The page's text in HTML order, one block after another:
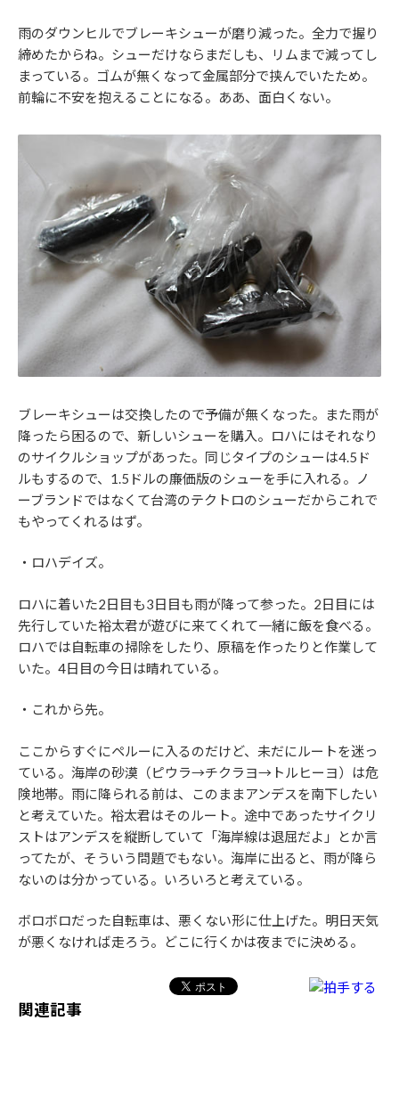
雨のダウンヒルでブレーキシューが磨り減った。全力で握り
締めたからね。シューだけならまだしも、リムまで減ってし
まっている。ゴムが無くなって金属部分で挟んでいたため。
前輪に不安を抱えることになる。ああ、面白くない。
ブレーキシューは交換したので予備が無くなった。また雨が
降ったら困るので、新しいシューを購入。ロハにはそれなり
のサイクルショップがあった。同じタイプのシューは4.5ド
ルもするので、1.5ドルの廉価版のシューを手に入れる。ノ
ーブランドではなくて台湾のテクトロのシューだからこれで
もやってくれるはず。
・ロハデイズ。
ロハに着いた2日目も3日目も雨が降って参った。2日目には
先行していた裕太君が遊びに来てくれて一緒に飯を食べる。
ロハでは自転車の掃除をしたり、原稿を作ったりと作業して
いた。4日目の今日は晴れている。
・これから先。
ここからすぐにペルーに入るのだけど、未だにルートを迷っ
ている。海岸の砂漠（ピウラ→チクラヨ→トルヒーヨ）は危
険地帯。雨に降られる前は、このままアンデスを南下したい
と考えていた。裕太君はそのルート。途中であったサイクリ
ストはアンデスを縦断していて「海岸線は退屈だよ」とか言
ってたが、そういう問題でもない。海岸に出ると、雨が降ら
ないのは分かっている。いろいろと考えている。
ボロボロだった自転車は、悪くない形に仕上げた。明日天気
が悪くなければ走ろう。どこに行くかは夜までに決める。
関連記事